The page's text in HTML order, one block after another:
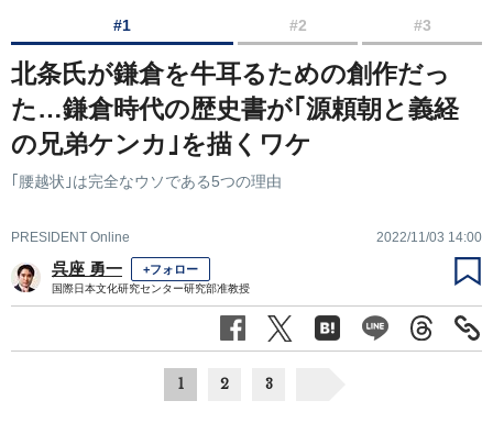
#1 #2 #3
北条氏が鎌倉を牛耳るための創作だっ
た…鎌倉時代の歴史書が｢源頼朝と義経
の兄弟ケンカ｣を描くワケ
｢腰越状｣は完全なウソである5つの理由
PRESIDENT Online 2022/11/03 14:00
呉座 勇一 +フォロー
国際日本文化研究センター研究部准教授
1 2 3